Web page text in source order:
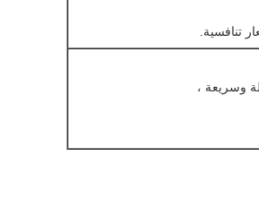
تنافسية.
وسريعة ،